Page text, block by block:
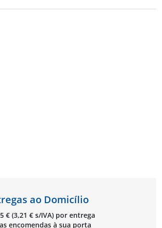
ao Domicílio
€ (3,21 € s/IVA) por entrega
encomendas à sua porta